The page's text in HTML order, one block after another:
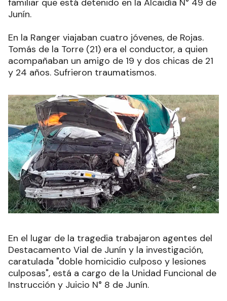
familiar que está detenido en la Alcaidía N° 49 de
Junín.
En la Ranger viajaban cuatro jóvenes, de Rojas.
Tomás de la Torre (21) era el conductor, a quien
acompañaban un amigo de 19 y dos chicas de 21
y 24 años. Sufrieron traumatismos.
En el lugar de la tragedia trabajaron agentes del
Destacamento Vial de Junín y la investigación,
caratulada "doble homicidio culposo y lesiones
culposas", está a cargo de la Unidad Funcional de
Instrucción y Juicio N° 8 de Junín.